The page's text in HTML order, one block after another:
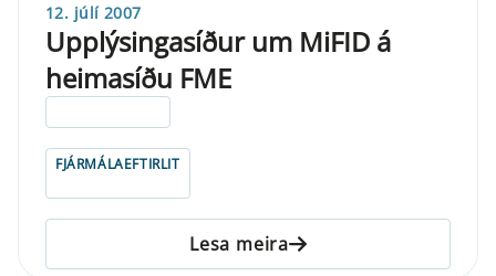
12. júlí 2007
Upplýsingasíður um MiFID á
heimasíðu FME
FJÁRMÁLAEFTIRLIT
Lesa meira